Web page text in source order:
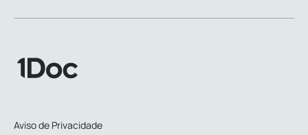
Aviso de Privacidade